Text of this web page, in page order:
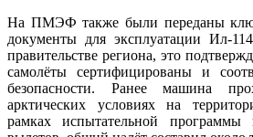
На ПМЭФ также были переданы
документы для эксплуатации Ил-
правительстве региона, это
самолёты сертифицированы и
безопасности. Ранее машина
арктических условиях на
рамках испытательной